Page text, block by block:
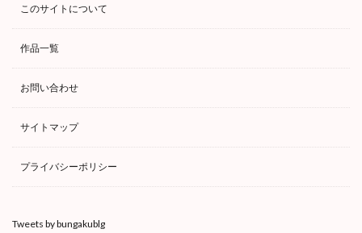
このサイトについて
作品一覧
お問い合わせ
サイトマップ
プライバシーポリシー
Tweets by bungakublg